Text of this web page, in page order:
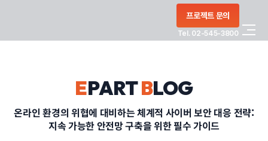
프로젝트 문의
Tel. 02-545-3800
PORTFOLIO
EPARTBLOG
온라인 환경의 위협에 대비하는 체계적 사이버 보안 대응 전략:
지속 가능한 안전망 구축을 위한 필수 가이드